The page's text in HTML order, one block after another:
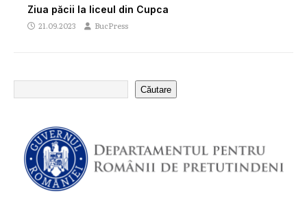
Ziua păcii la liceul din Cupca
21.09.2023 BucPress
Căutare